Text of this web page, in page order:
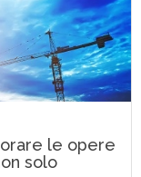
le opere
solo